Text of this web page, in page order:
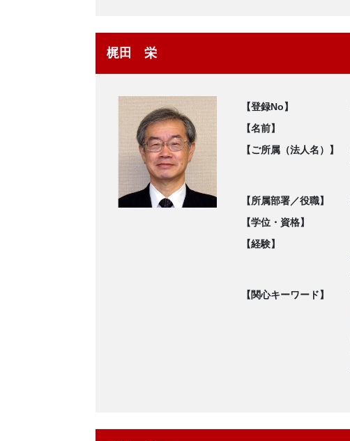
梶田 栄
【登録No】
【名前】
【ご所属（法人名）】
【所属部署／役職】
【学位・資格】
【経験】
【関心キーワード】